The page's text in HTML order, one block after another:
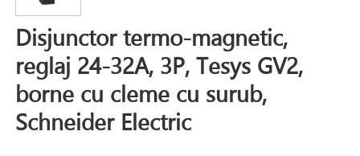
Disjunctor termo-magnetic,
reglaj 24-32A, 3P, Tesys GV2,
borne cu cleme cu surub,
Schneider Electric